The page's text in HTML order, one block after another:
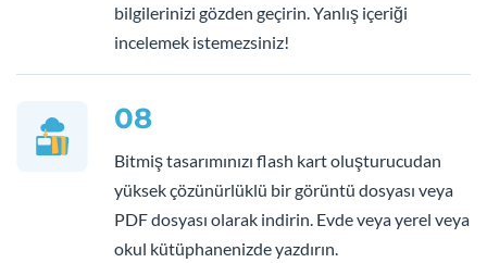
bilgilerinizi gözden geçirin. Yanlış içeriği
incelemek istemezsiniz!
08
Bitmiş tasarımınızı flash kart oluşturucudan
yüksek çözünürlüklü bir görüntü dosyası veya
PDF dosyası olarak indirin. Evde veya yerel veya
okul kütüphanenizde yazdırın.